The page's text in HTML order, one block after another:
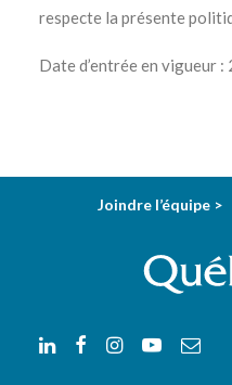
respecte la présente
Date d’entrée en vigueur
Joindre l’équipe >